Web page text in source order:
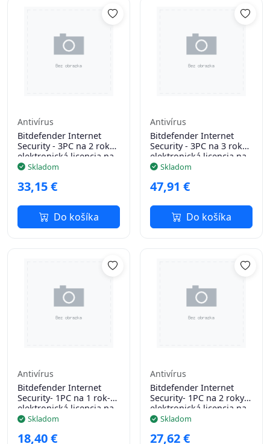
Antivírus
Bitdefender Internet
Security - 3PC na 2 roky -
elektronická licencia na
e-mail
Skladom
33,15 €
Do košíka
Antivírus
Bitdefender Internet
Security - 3PC na 3 roky -
elektronická licencia na
e-mail
Skladom
47,91 €
Do košíka
Antivírus
Bitdefender Internet
Security- 1PC na 1 rok-
elektronická licencia na
e-mail
Skladom
18,40 €
Antivírus
Bitdefender Internet
Security- 1PC na 2 roky-
elektronická licencia na
e-mail
Skladom
27,62 €